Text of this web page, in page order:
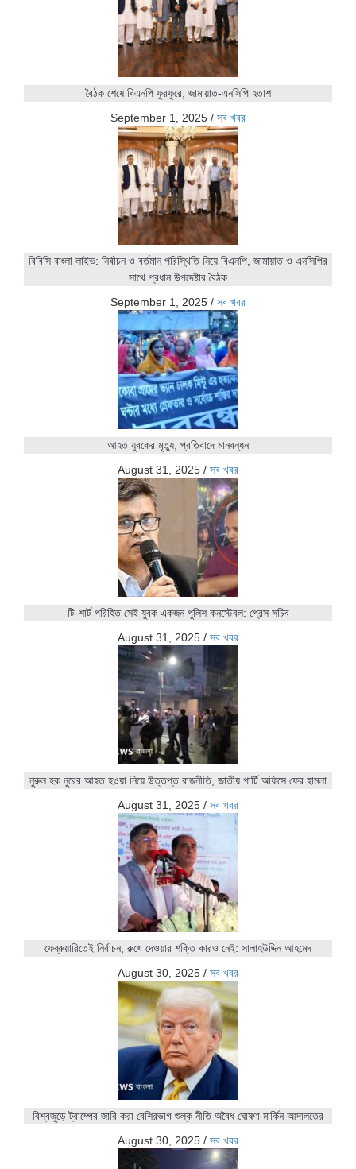
বৈঠক শেষে বিএনপি ফুরফুরে, জামায়াত-এনসিপি হতাশ
September 1, 2025 / সব খবর
বিবিসি বাংলা লাইভ: নির্বাচন ও বর্তমান পরিস্থিতি নিয়ে বিএনপি, জামায়াত ও এনসিপির
সাথে প্রধান উপদেষ্টার বৈঠক
September 1, 2025 / সব খবর
আহত যুবকের মৃত্যু, প্রতিবাদে মানবন্ধন
August 31, 2025 / সব খবর
টি-শার্ট পরিহিত সেই যুবক একজন পুলিশ কনস্টেবল: প্রেস সচিব
August 31, 2025 / সব খবর
নুরুল হক নুরের আহত হওয়া নিয়ে উত্তপ্ত রাজনীতি, জাতীয় পার্টি অফিসে ফের হামলা
August 31, 2025 / সব খবর
ফেব্রুয়ারিতেই নির্বাচন, রুখে দেওয়ার শক্তি কারও নেই: সালাহউদ্দিন আহমেদ
August 30, 2025 / সব খবর
বিশ্বজুড়ে ট্রাম্পের জারি করা বেশিরভাগ শুল্ক নীতি অবৈধ ঘোষণা মার্কিন আদালতের
August 30, 2025 / সব খবর